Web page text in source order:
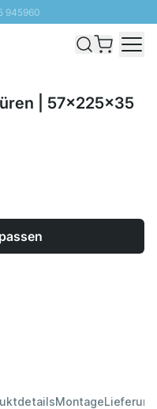
945960
Versand ab 100€
| 57x225x35
Montage